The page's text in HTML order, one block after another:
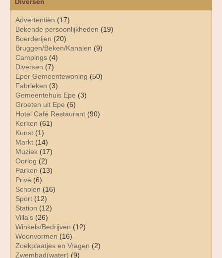
Advertentiën (17)
Bekende persoonlijkheden (19)
Boerderijen (20)
Bruggen/Beken/Kanalen (9)
Campings (4)
Diversen (7)
Eper Gemeentewoning (50)
Fabrieken (3)
Gemeentehuis Epe (3)
Groeten uit Epe (6)
Hotel Café Restaurant (90)
Kerken (61)
Kunst (1)
Markt (14)
Muziek (17)
Oorlog (2)
Parken (13)
Privé (6)
Scholen (16)
Sport (12)
Station (12)
Villa's (26)
Winkels/Bedrijven (12)
Woonvormen (16)
Zoekplaatjes en Vragen (2)
Zwembad(water) (9)